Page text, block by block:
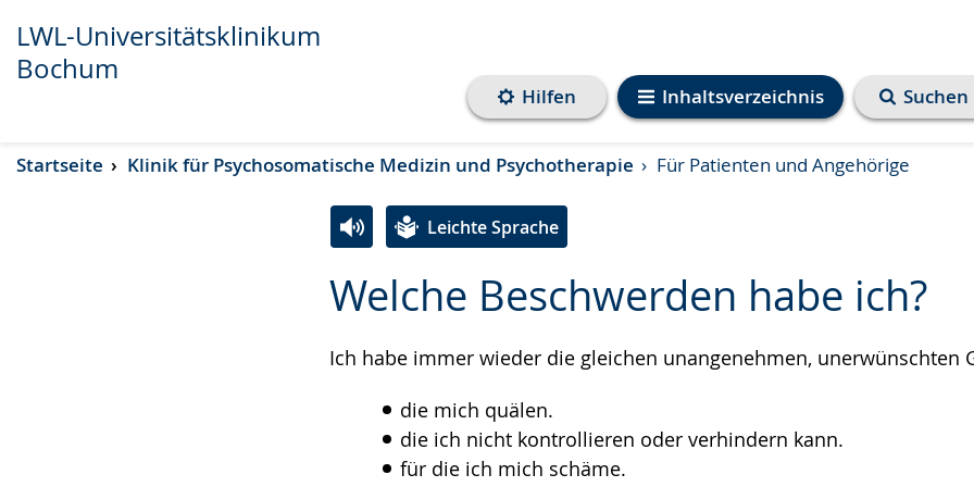
Transkript anzeigen
Abspielen
Pausieren
LWL-Universitätsklinikum
Bochum
Inhaltsverzeichnis
Hilfen Suchen
Startseite Klinik für Psychosomatische Medizin und Psychotherapie Für Patienten und Angehörige
Welche Beschwerden habe ich?
Ich habe immer wieder die gleichen unangenehmen, unerwünschten
die mich quälen.
die ich nicht kontrollieren oder verhindern kann.
für die ich mich schäme.
Leichte Sprache
Leichten
wechseln.
Audio-
Video
Deutscher
angezeigt.